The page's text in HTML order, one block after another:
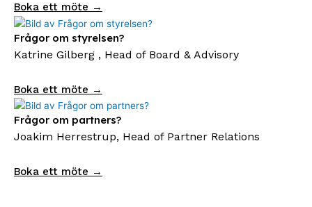
Boka ett möte →
Frågor om styrelsen?
Katrine Gilberg , Head of Board & Advisory
Boka ett möte →
Frågor om partners?
Joakim Herrestrup, Head of Partner Relations
Boka ett möte →